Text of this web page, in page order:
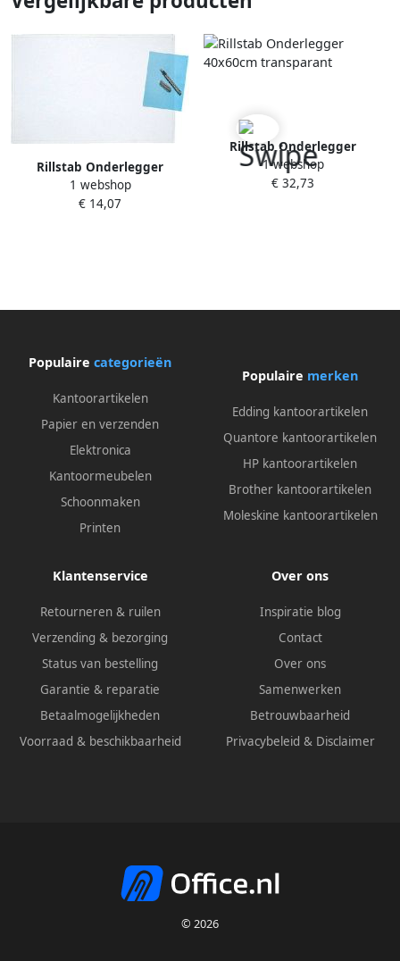
Rillstab Onderlegger
40x60cm mat transparant
1 webshop
€ 14,07
Rillstab Onderlegger
40x60cm transparant
1 webshop
€ 32,73
Populaire categorieën
Kantoorartikelen
Papier en verzenden
Elektronica
Kantoormeubelen
Schoonmaken
Printen
Populaire merken
Edding kantoorartikelen
Quantore kantoorartikelen
HP kantoorartikelen
Brother kantoorartikelen
Moleskine kantoorartikelen
Klantenservice
Retourneren & ruilen
Verzending & bezorging
Status van bestelling
Garantie & reparatie
Betaalmogelijkheden
Voorraad & beschikbaarheid
Over ons
Inspiratie blog
Contact
Over ons
Samenwerken
Betrouwbaarheid
Privacybeleid & Disclaimer
© 2026